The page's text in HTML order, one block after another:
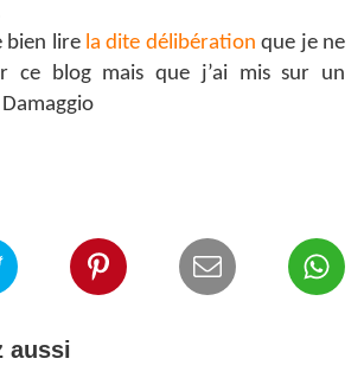
bien lire la dite délibération que je ne
ce blog mais que j’ai mis sur un
aussi